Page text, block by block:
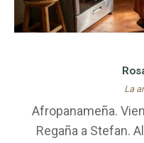
La
Afropanameña.
Regaña a Stefan.